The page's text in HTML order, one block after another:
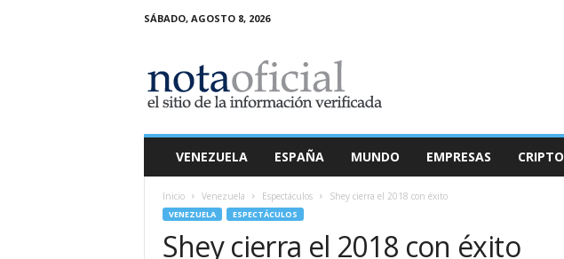
SÁBADO, AGOSTO 8, 2026
a
O
VENEZUELA ESPAÑA MUNDO EMPRESAS CRIPTO
Inicio Venezuela Espectáculos Shey cierra el 2018 con éxito
VENEZUELA ESPECTÁCULOS
Shey cierra el 2018 con éxito